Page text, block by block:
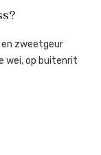
zweetgeur
wei, op buitenrit